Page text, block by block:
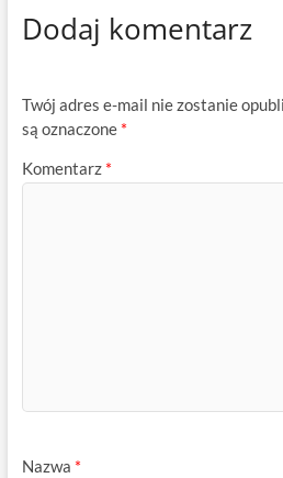
Dodaj komentarz
Twój adres e-mail nie zostanie
są oznaczone *
Komentarz *
Nazwa *